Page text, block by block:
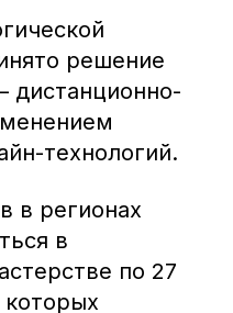
решение
дистанционно-
технологий.
в регионах
в
по 27